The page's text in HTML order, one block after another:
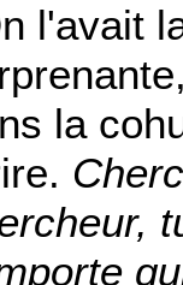
l'avait
la